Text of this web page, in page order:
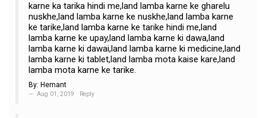
karne ka tarika hindi me,land lamba karne ke gharelu
nuskhe,land lamba karne ke nuskhe,land lamba karne
ke tarike,land lamba karne ke tarike hindi me,land
lamba karne ke upay,land lamba karne ki dawa,land
lamba karne ki dawai,land lamba karne ki medicine,land
lamba karne ki tablet,land lamba mota kaise kare,land
lamba mota karne ke tarike.
By: Hemant
Aug 01, 2019 Reply